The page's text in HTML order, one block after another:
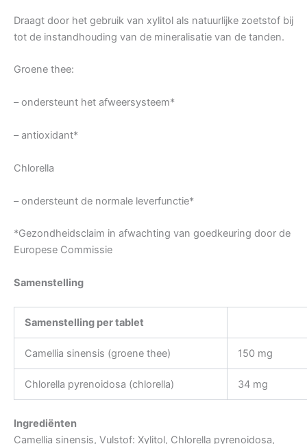
Draagt door het gebruik van xylitol als natuurlijke zoetstof bij
tot de instandhouding van de mineralisatie van de tanden.
Groene thee:
– ondersteunt het afweersysteem*
– antioxidant*
Chlorella
– ondersteunt de normale leverfunctie*
*Gezondheidsclaim in afwachting van goedkeuring door de
Europese Commissie
Samenstelling
Samenstelling per tablet
Camellia sinensis (groene thee) 150 mg
Chlorella pyrenoidosa (chlorella) 34 mg
Ingrediënten
Camellia sinensis, Vulstof: Xylitol, Chlorella pyrenoidosa,